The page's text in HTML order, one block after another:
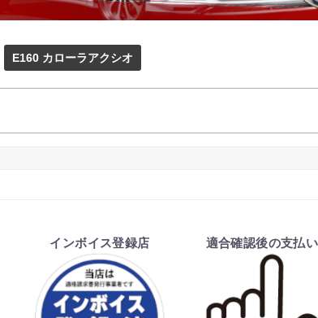
E160 カローラアクシオ
インボイス登録店 適合確認後の支払い